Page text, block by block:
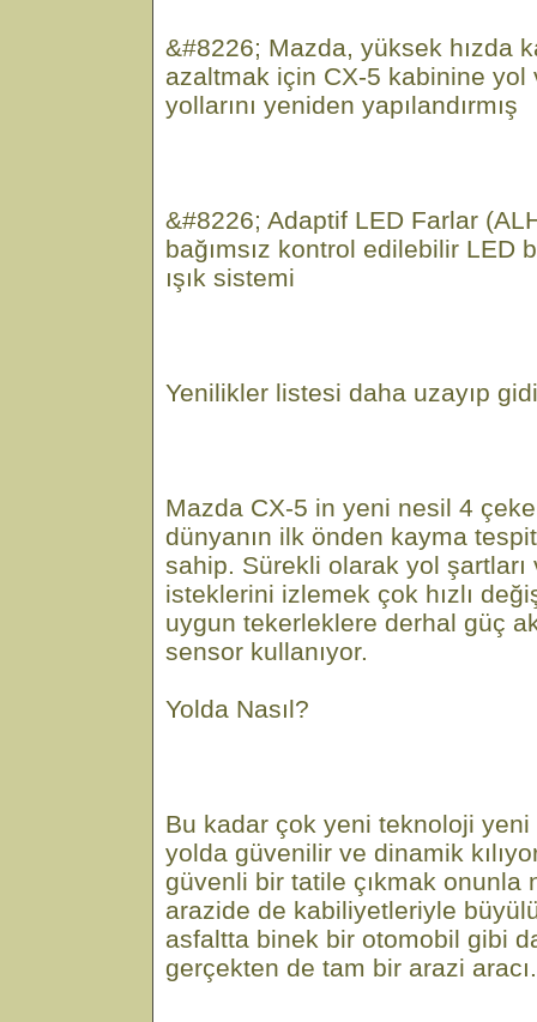
&#8226; Mazda, yüksek hızda
azaltmak için CX-5 kabinine yol
yollarını yeniden yapılandırmış
&#8226; Adaptif LED Farlar
bağımsız kontrol edilebilir LED
ışık sistemi
Yenilikler listesi daha uzayıp
Mazda CX-5 in yeni nesil 4
dünyanın ilk önden kayma
sahip. Sürekli olarak yol şartları
isteklerini izlemek çok hızlı
uygun tekerleklere derhal güç
sensor kullanıyor.
Yolda Nasıl?
Bu kadar çok yeni teknoloji
yolda güvenilir ve dinamik
güvenli bir tatile çıkmak onunla
arazide de kabiliyetleriyle
asfaltta binek bir otomobil gibi
gerçekten de tam bir arazi aracı.